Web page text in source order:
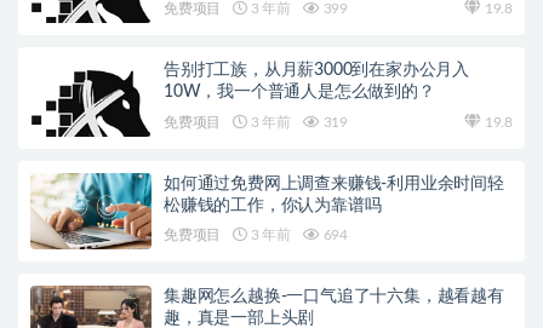
免费项目 3 年前 399 19.8
告别打工族，从月薪3000到在家办公月入
10W，我一个普通人是怎么做到的？
免费项目 3 年前 319 19.8
如何通过免费网上调查来赚钱-利用业余时间轻
松赚钱的工作，你认为靠谱吗
免费项目 3 年前 694
集趣网怎么越换-一口气追了十六集，越看越有
趣，真是一部上头剧